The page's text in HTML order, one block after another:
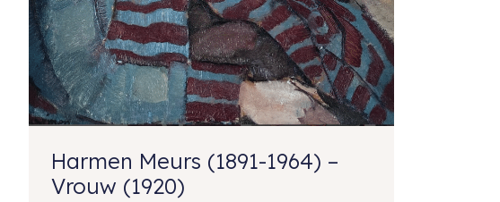
Harmen Meurs (1891-1964) –
Vrouw (1920)